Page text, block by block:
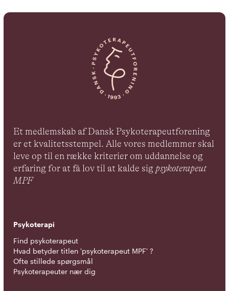
Et medlemskab af Dansk Psykoterapeutforening
er et kvalitetsstempel. Alle vores medlemmer skal
leve op til en række kriterier om uddannelse og
erfaring for at få lov til at kalde sig psykoterapeut
MPF
Psykoterapi
Find psykoterapeut
Hvad betyder titlen 'psykoterapeut MPF' ?
Ofte stillede spørgsmål
Psykoterapeuter nær dig